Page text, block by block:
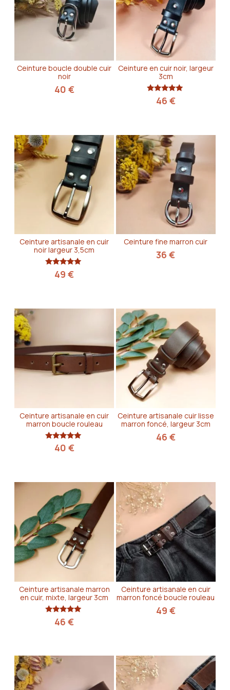
Ceinture boucle double cuir
noir
40 €
Ceinture en cuir noir, largeur
3cm
Note
5.00
46 €
Ceinture artisanale en cuir
noir largeur 3,5cm
Note
5.00
49€
Ceinture fine marron cuir
36€
Ceinture artisanale en cuir
marron boucle rouleau
Note
5.00
40 €
Ceinture artisanale cuir lisse
marron foncé, largeur 3cm
46 €
Ceinture artisanale marron
en cuir, mixte, largeur 3cm
Note
5.00
46€
Ceinture artisanale en cuir
marron foncé boucle rouleau
49 €